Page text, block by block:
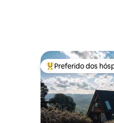
Entre os melhores
Preferido dos